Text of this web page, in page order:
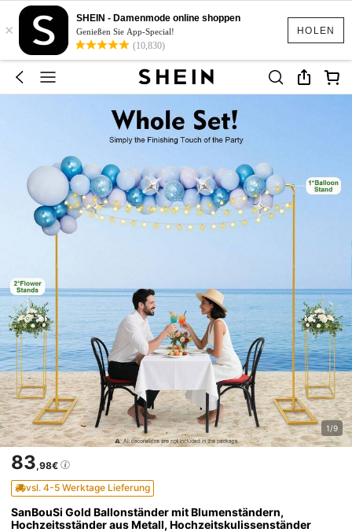
HOLEN
×
SHEIN - Damenmode online shoppen
Genießen Sie App-Special!
(10,830)
1/9
83,98€
vsl. 4-5 Werktage Lieferung
SanBouSi Gold Ballonständer mit Blumenständern,
Hochzeitsständer aus Metall, Hochzeitskulissenständer